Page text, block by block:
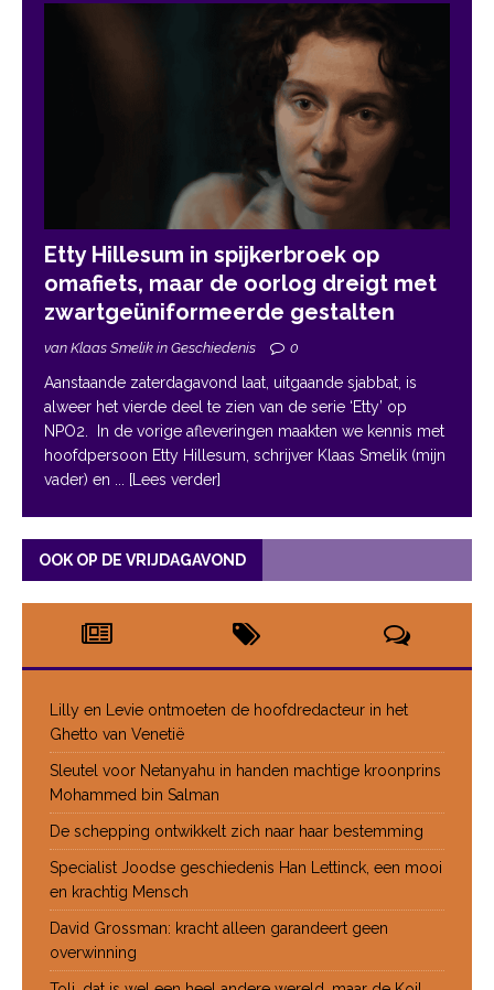
Etty Hillesum in spijkerbroek op
omafiets, maar de oorlog dreigt met
zwartgeüniformeerde gestalten
van Klaas Smelik in Geschiedenis 0
Aanstaande zaterdagavond laat, uitgaande sjabbat, is
alweer het vierde deel te zien van de serie ‘Etty’ op
NPO2. In de vorige afleveringen maakten we kennis met
hoofdpersoon Etty Hillesum, schrijver Klaas Smelik (mijn
vader) en ... [Lees verder]
OOK OP DE VRIJDAGAVOND
Lilly en Levie ontmoeten de hoofdredacteur in het
Ghetto van Venetië
Sleutel voor Netanyahu in handen machtige kroonprins
Mohammed bin Salman
De schepping ontwikkelt zich naar haar bestemming
Specialist Joodse geschiedenis Han Lettinck, een mooi
en krachtig Mensch
David Grossman: kracht alleen garandeert geen
overwinning